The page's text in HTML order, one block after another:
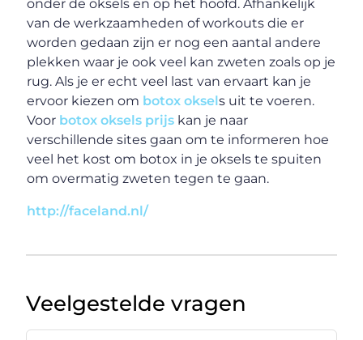
onder de oksels en op het hoofd. Afhankelijk
van de werkzaamheden of workouts die er
worden gedaan zijn er nog een aantal andere
plekken waar je ook veel kan zweten zoals op je
rug. Als je er echt veel last van ervaart kan je
ervoor kiezen om botox oksels uit te voeren.
Voor botox oksels prijs kan je naar
verschillende sites gaan om te informeren hoe
veel het kost om botox in je oksels te spuiten
om overmatig zweten tegen te gaan.
http://faceland.nl/
Veelgestelde vragen